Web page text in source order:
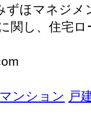
ほマネジメ
関し、住宅
ンション 戸